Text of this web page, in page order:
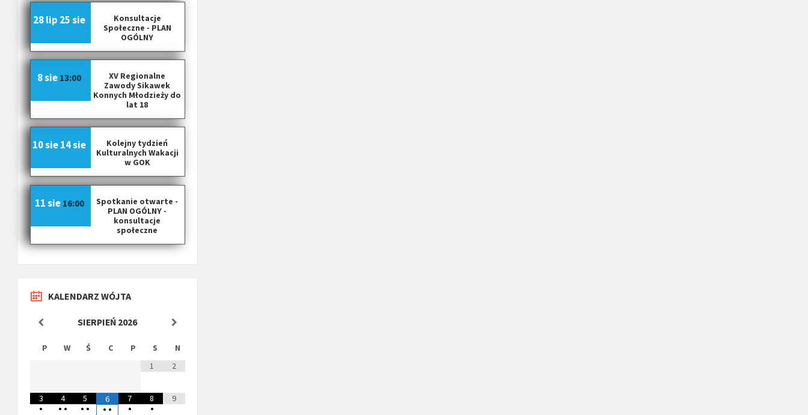
Konsultacje
Społeczne - PLAN
OGÓLNY
28 lip 25 sie
XV Regionalne
Zawody Sikawek
Konnych Młodzieży do
lat 18
8 sie 13:00
Kolejny tydzień
Kulturalnych Wakacji
w GOK
10 sie14 sie
Spotkanie otwarte -
PLAN OGÓLNY -
konsultacje
społeczne
11 sie 16:00
KALENDARZ WÓJTA
SIERPIEŃ 2026
P W Ś C P S
N
1
2
3
•
4
• •
5
• •
6
• •
7
•
8
•
9